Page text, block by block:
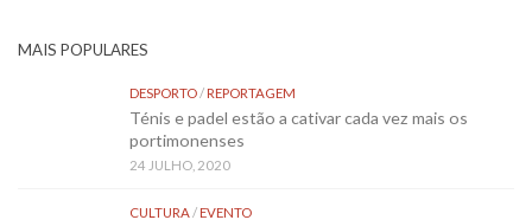
MAIS POPULARES
DESPORTO /REPORTAGEM
Ténis e padel estão a cativar cada vez mais os
portimonenses
24 JULHO, 2020
CULTURA /EVENTO